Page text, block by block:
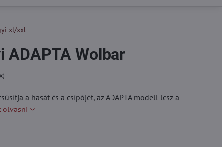
xl/xxl
ADAPTA Wolbar
x)
a hasát és a csípőjét, az ADAPTA modell lesz a
olvasni